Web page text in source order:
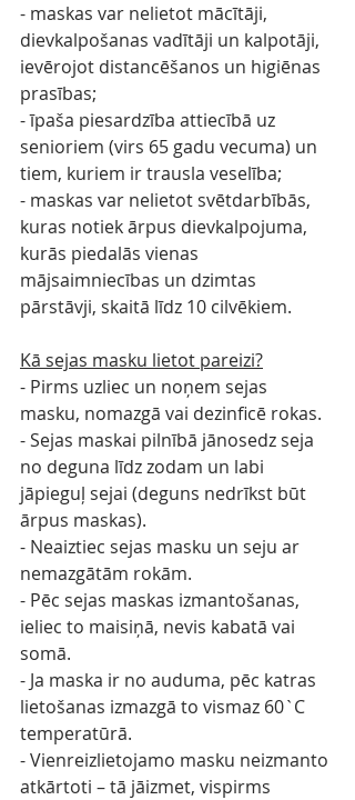
- maskas var nelietot mācītāji,
dievkalpošanas vadītāji un kalpotāji,
ievērojot distancēšanos un higiēnas
prasības;
- īpaša piesardzība attiecībā uz
senioriem (virs 65 gadu vecuma) un
tiem, kuriem ir trausla veselība;
- maskas var nelietot svētdarbībās,
kuras notiek ārpus dievkalpojuma,
kurās piedalās vienas
mājsaimniecības un dzimtas
pārstāvji, skaitā līdz 10 cilvēkiem.
Kā sejas masku lietot pareizi?
- Pirms uzliec un noņem sejas
masku, nomazgā vai dezinficē rokas.
- Sejas maskai pilnībā jānosedz seja
no deguna līdz zodam un labi
jāpieguļ sejai (deguns nedrīkst būt
ārpus maskas).
- Neaiztiec sejas masku un seju ar
nemazgātām rokām.
- Pēc sejas maskas izmantošanas,
ieliec to maisiņā, nevis kabatā vai
somā.
- Ja maska ir no auduma, pēc katras
lietošanas izmazgā to vismaz 60`C
temperatūrā.
- Vienreizlietojamo masku neizmanto
atkārtoti – tā jāizmet, vispirms